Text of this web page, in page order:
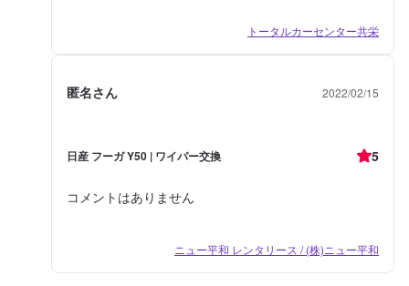
トータルカーセンター共栄
匿名さん 2022/02/15
日産 フーガ Y50 | ワイパー交換 5
コメントはありません
ニュー平和 レンタリース / (株)ニュー平和